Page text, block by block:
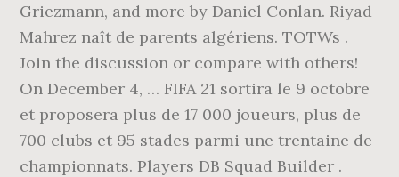
Griezmann, and more by Daniel Conlan. Riyad
Mahrez naît de parents algériens. TOTWs .
Join the discussion or compare with others!
On December 4, … FIFA 21 sortira le 9 octobre
et proposera plus de 17 000 joueurs, plus de
700 clubs et 95 stades parmi une trentaine de
championnats. Players DB Squad Builder .